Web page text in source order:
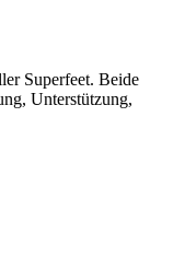
Superfeet. Beide
Unterstützung,